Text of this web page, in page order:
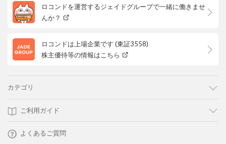
ロコンドを運営するジェイドグループで一緒に働きませ
んか？
ロコンドは上場企業です (東証3558)
株主優待等の情報はこちら
カテゴリ
ご利用ガイド
よくあるご質問